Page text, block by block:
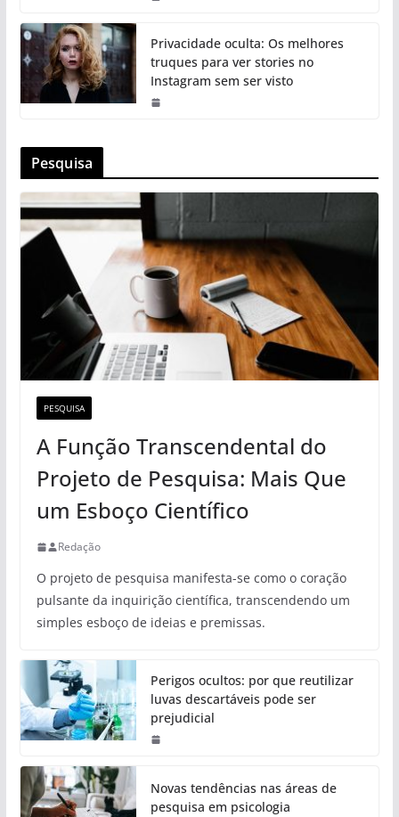
Privacidade oculta: Os melhores
truques para ver stories no
Instagram sem ser visto
Pesquisa
PESQUISA
A Função Transcendental do
Projeto de Pesquisa: Mais Que
um Esboço Científico
Redação
O projeto de pesquisa manifesta-se como o coração
pulsante da inquirição científica, transcendendo um
simples esboço de ideias e premissas.
Perigos ocultos: por que reutilizar
luvas descartáveis pode ser
prejudicial
Novas tendências nas áreas de
pesquisa em psicologia